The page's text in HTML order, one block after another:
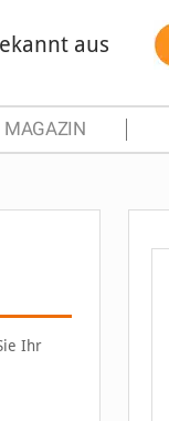
aus
MAGAZIN
Ihr